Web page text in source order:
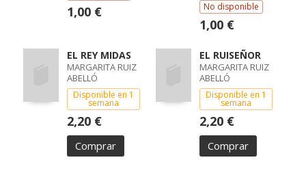
1,00 € No disponible
1,00 €
EL REY MIDAS
MARGARITA RUIZ
ABELLÓ
Disponible en 1
semana
2,20 €
Comprar
EL RUISEÑOR
MARGARITA RUIZ
ABELLÓ
Disponible en 1
semana
2,20 €
Comprar